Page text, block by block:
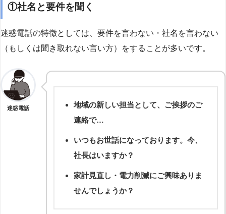
①社名と要件を聞く
迷惑電話の特徴としては、要件を言わない・社名を言わない
（もしくは聞き取れない言い方）をすることが多いです。
迷惑電話
地域の新しい担当として、ご挨拶のご
連絡で…
いつもお世話になっております。今、
社長はいますか？
家計見直し・電力削減にご興味ありま
せんでしょうか？